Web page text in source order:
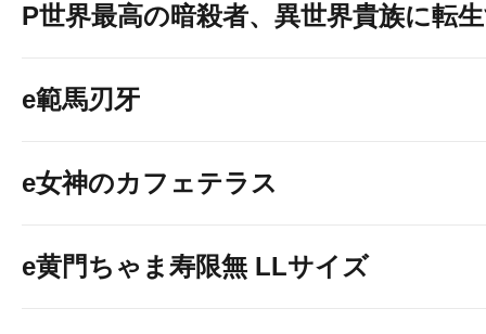
P世界最高の暗殺者、異世界貴族に転
e範馬刃牙
e女神のカフェテラス
e黄門ちゃま寿限無 LLサイズ